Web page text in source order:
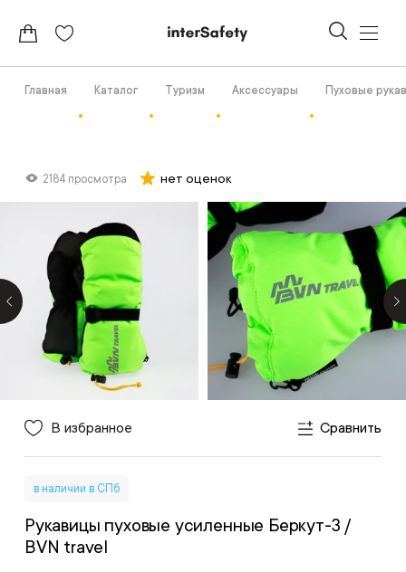
Главная Каталог Туризм Аксессуары Пуховые
2184 просмотра нет оценок
В избранное Сравнить
в наличии в СПб
Рукавицы пуховые усиленные Беркут-3 /
BVN travel